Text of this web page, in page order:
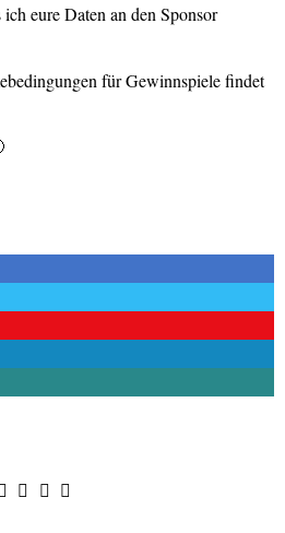
eure Daten an den Sponsor
für Gewinnspiele findet